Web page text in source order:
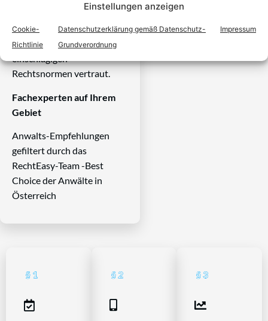
Einstellungen anzeigen
Cookie-
Richtlinie
Datenschutzerklärung gemäß Datenschutz-
Grundverordnung
Impressum
Herausforderungen dieses
Systems und ist mit allen
einschlägigen
Rechtsnormen vertraut.
Fachexperten auf Ihrem
Gebiet
Anwalts-Empfehlungen
gefiltert durch das
RechtEasy-Team -Best
Choice der Anwälte in
Österreich